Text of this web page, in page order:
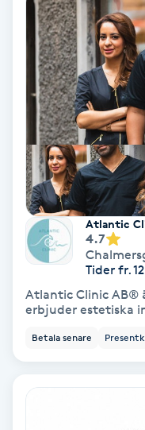
Lashlift Keratin
LED-ljusterapi
Liktornar
LPG
LPG-behandling
LPG-massage
Luggklippning
Lymfmassage
Atlantic
4.7
Tider fr.
Atlantic Clinic AB®
erbjuder estetiska
Betala senare